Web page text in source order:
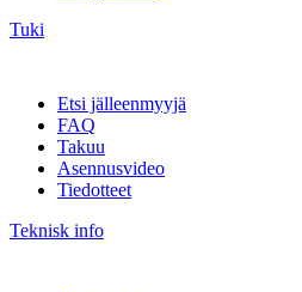
Tuki
Etsi jälleenmyyjä
FAQ
Takuu
Asennusvideo
Tiedotteet
Teknisk info